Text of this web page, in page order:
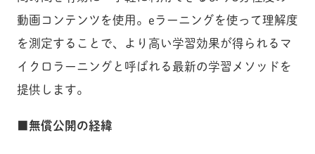
動画コンテンツを使用。eラーニングを使って理解度
を測定することで、より高い学習効果が得られるマ
イクロラーニングと呼ばれる最新の学習メソッドを
提供します。
■無償公開の経緯